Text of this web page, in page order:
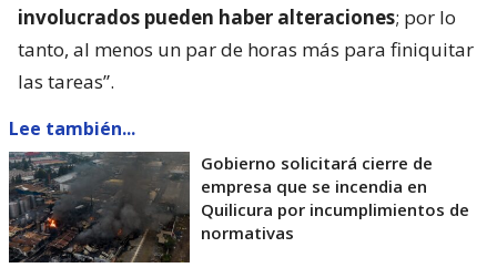
involucrados pueden haber alteraciones; por lo
tanto, al menos un par de horas más para finiquitar
las tareas”.
Lee también...
Gobierno solicitará cierre de
empresa que se incendia en
Quilicura por incumplimientos de
normativas